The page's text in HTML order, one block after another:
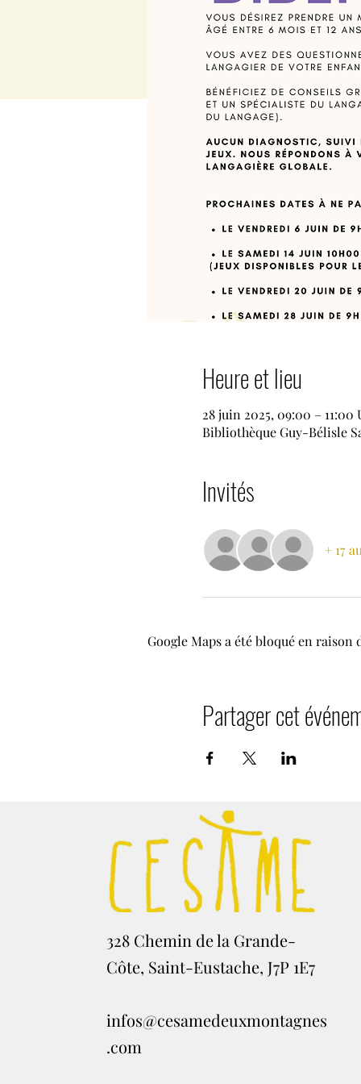
Heure et lieu
28 juin 2025, 09:00 – 11:00
Bibliothèque Guy-Bélisle
Invités
+ 17
Google Maps a été bloqué en
Partager cet
328 Chemin de la Grande-
Côte, Saint-Eustache, J7P 1E7
infos@cesamedeuxmontagnes
.com